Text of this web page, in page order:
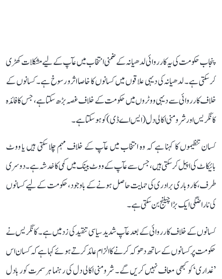
پنجاب حکومت کی یہ کارروائی لدھیانہ کے ضمنی انتخاب میں عآپ کے لیے مشکلات کھڑی
کر سکتی ہے۔ لدھیانہ کی دیہی علاقوں میں کسانوں کا خاصا اثر و رسوخ ہے۔ کسانوں کے
خلاف کارروائی سے دیہی ووٹروں میں حکومت کے خلاف غصہ بڑھ سکتا ہے، جس کا فائدہ
کانگریس اور شرومنی اکالی دل (ایس اے ڈی) کو ہو سکتا ہے۔
کسان تنظیموں کا کہنا ہے کہ وہ انتخاب میں عآپ کے خلاف مہم چلا سکتی ہیں یا ووٹ
بائیکاٹ کی اپیل کر سکتی ہیں، جس سے عآپ کے ووٹ بینک میں کمی کا خدشہ ہے۔ دوسری
طرف، کاروباری برادری کی حمایت حاصل ہونے کے باوجود، حکومت کے لیے کسانوں
کی ناراضگی ایک بڑا چیلنج بن سکتی ہے۔
کسانوں کے خلاف کارروائی کے بعد عآپ شدید سیاسی تنقید کی زد میں ہے۔ کانگریس نے
حکومت پر کسانوں کے ساتھ دھوکہ کرنے کا الزام عائد کرتے ہوئے کہا ہے کہ کسان اس
’غداری‘ کو کبھی معاف نہیں کریں گے۔ شرومنی اکالی دل کی رہنما ہرسمرت کور بادل